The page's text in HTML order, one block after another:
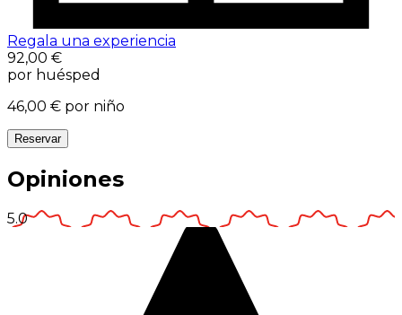
Regala una experiencia
92,00 €
por huésped
46,00 € por niño
Reservar
Opiniones
5.0